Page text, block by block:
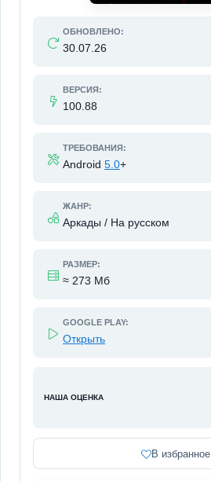
ОБНОВЛЕНО:
30.07.26
ВЕРСИЯ:
100.88
ТРЕБОВАНИЯ:
Android 5.0+
ЖАНР:
Аркады / На русском
РАЗМЕР:
≈ 273 Мб
GOOGLE PLAY:
Открыть
НАША ОЦЕНКА
В избранное